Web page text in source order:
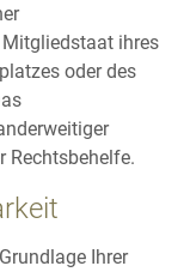
ihres
oder des
Rechtsbehelfe.
Ihrer